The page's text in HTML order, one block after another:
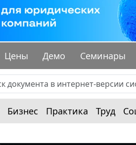
Цены Демо Семинары
Бизнес Практика Труд